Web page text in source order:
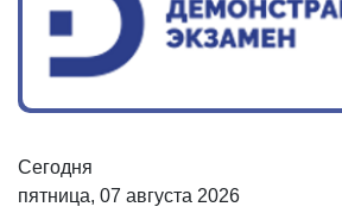
Сегодня
пятница, 07 августа 2026